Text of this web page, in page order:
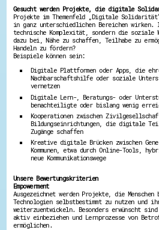
Wissenswertes
Zahlen, Daten,
Service
Kontakt
Impressum
Erklärung zur
Barriere melden
Gesucht werden Projekte, die digitale
Projekte im Themenfeld „Digitale
in ganz unterschiedlichen Bereichen
technische Komplexität, sondern die soziale
dazu bei, Nähe zu schaffen, Teilhabe zu
Handeln zu fördern?
Beispiele können sein:
Digitale Plattformen oder Apps, die
Nachbarschaftshilfe oder soziale
vernetzen
Digitale Lern-, Beratungs- oder
benachteiligte oder bislang wenig
Kooperationen zwischen
Bildungseinrichtungen, die digitale
Zugänge schaffen
Kreative digitale Brücken zwischen
Kommunen, etwa durch Online-Tools,
neue Kommunikationswege
Unsere Bewertungskriterien
Empowerment
Ausgezeichnet werden Projekte, die
Technologien selbstbestimmt zu nutzen und
weiterzuentwickeln. Besonders erwünscht
aktiv einbeziehen und Lernprozesse von
ermöglichen.